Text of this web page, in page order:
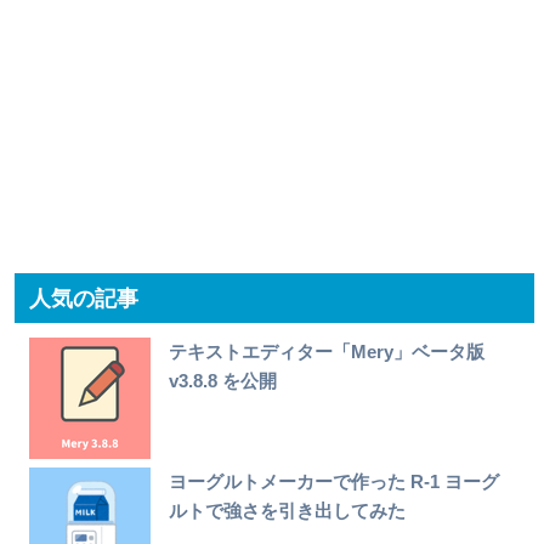
人気の記事
テキストエディター「Mery」ベータ版
v3.8.8 を公開
ヨーグルトメーカーで作った R-1 ヨーグ
ルトで強さを引き出してみた